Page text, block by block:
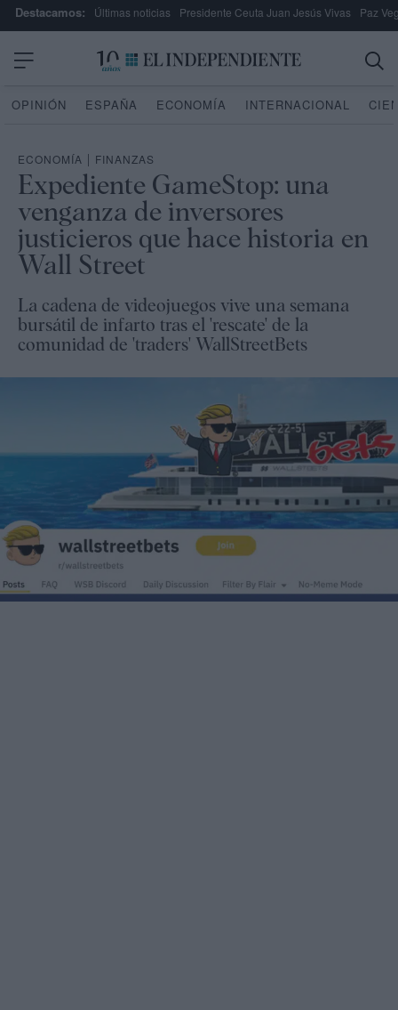
Destacamos: Últimas noticias Presidente Ceuta Juan Jesús Vivas Paz
OPINIÓN ESPAÑA ECONOMÍA INTERNACIONAL
ECONOMÍA | FINANZAS
Expediente GameStop: una
venganza de inversores
justicieros que hace historia en
Wall Street
La cadena de videojuegos vive una semana
bursátil de infarto tras el 'rescate' de la
comunidad de 'traders' WallStreetBets